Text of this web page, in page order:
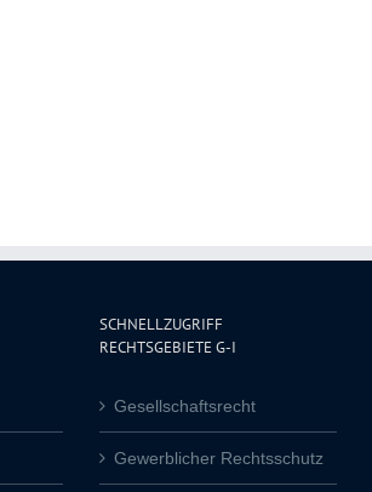
SCHNELLZUGRIFF
RECHTSGEBIETE G-I
Gesellschaftsrecht
Gewerblicher Rechtsschutz